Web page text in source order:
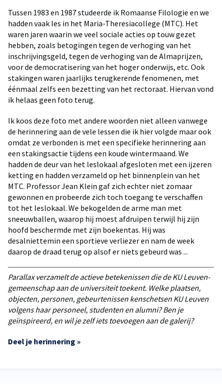
Tussen 1983 en 1987 studeerde ik Romaanse Filologie en we
hadden vaak les in het Maria-Theresiacollege (MTC). Het
waren jaren waarin we veel sociale acties op touw gezet
hebben, zoals betogingen tegen de verhoging van het
inschrijvingsgeld, tegen de verhoging van de Almaprijzen,
voor de democratisering van het hoger onderwijs, etc. Ook
stakingen waren jaarlijks terugkerende fenomenen, met
éénmaal zelfs een bezetting van het rectoraat. Hiervan vond
ik helaas geen foto terug.
Ik koos deze foto met andere woorden niet alleen vanwege
de herinnering aan de vele lessen die ik hier volgde maar ook
omdat ze verbonden is met een specifieke herinnering aan
een stakingsactie tijdens een koude wintermaand. We
hadden de deur van het leslokaal afgesloten met een ijzeren
ketting en hadden verzameld op het binnenplein van het
MTC. Professor Jean Klein gaf zich echter niet zomaar
gewonnen en probeerde zich toch toegang te verschaffen
tot het leslokaal. We bekogelden de arme man met
sneeuwballen, waarop hij moest afdruipen terwijl hij zijn
hoofd beschermde met zijn boekentas. Hij was
desalniettemin een sportieve verliezer en nam de week
daarop de draad terug op alsof er niets gebeurd was ...
Parallax verzamelt de actieve betekenissen die de KU Leuven-
gemeenschap aan de universiteit toekent. Welke plaatsen,
objecten, personen, gebeurtenissen kenschetsen KU Leuven
volgens haar personeel, studenten en alumni? Ben je
geïnspireerd, en wil je zelf iets toevoegen aan de galerij?
Deel je herinnering »